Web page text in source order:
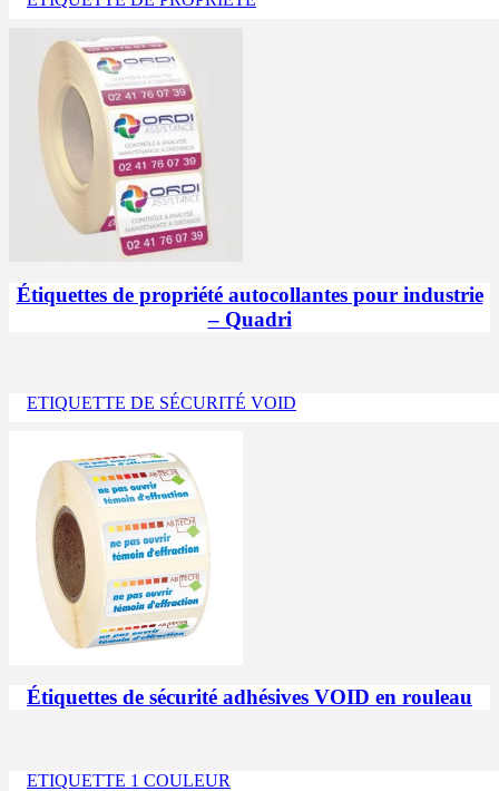
Étiquettes de propriété autocollantes pour industrie
– Quadri
ETIQUETTE DE SÉCURITÉ VOID
Étiquettes de sécurité adhésives VOID en rouleau
ETIQUETTE 1 COULEUR